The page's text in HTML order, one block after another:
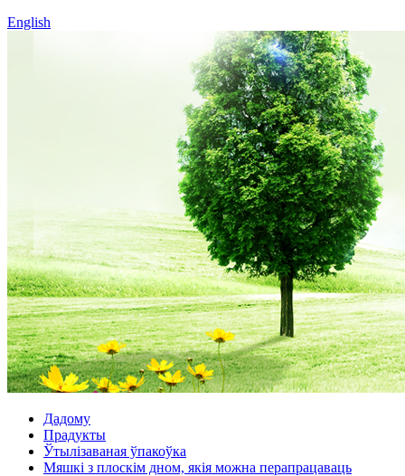
English
Дадому
Прадукты
Ўтылізаваная ўпакоўка
Мяшкі з плоскім дном, якія можна перапрацаваць